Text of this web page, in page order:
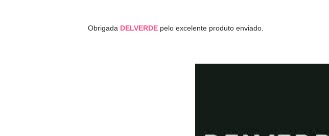
Obrigada DELVERDE pelo excelente produto enviado.